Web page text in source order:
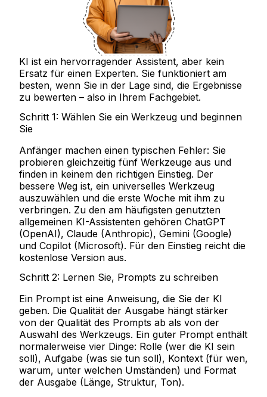
KI ist ein hervorragender Assistent, aber kein
Ersatz für einen Experten. Sie funktioniert am
besten, wenn Sie in der Lage sind, die Ergebnisse
zu bewerten – also in Ihrem Fachgebiet.
Schritt 1: Wählen Sie ein Werkzeug und beginnen
Sie
Anfänger machen einen typischen Fehler: Sie
probieren gleichzeitig fünf Werkzeuge aus und
finden in keinem den richtigen Einstieg. Der
bessere Weg ist, ein universelles Werkzeug
auszuwählen und die erste Woche mit ihm zu
verbringen. Zu den am häufigsten genutzten
allgemeinen KI-Assistenten gehören ChatGPT
(OpenAI), Claude (Anthropic), Gemini (Google)
und Copilot (Microsoft). Für den Einstieg reicht die
kostenlose Version aus.
Schritt 2: Lernen Sie, Prompts zu schreiben
Ein Prompt ist eine Anweisung, die Sie der KI
geben. Die Qualität der Ausgabe hängt stärker
von der Qualität des Prompts ab als von der
Auswahl des Werkzeugs. Ein guter Prompt enthält
normalerweise vier Dinge: Rolle (wer die KI sein
soll), Aufgabe (was sie tun soll), Kontext (für wen,
warum, unter welchen Umständen) und Format
der Ausgabe (Länge, Struktur, Ton).